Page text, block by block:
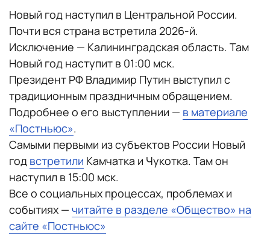
Новый год наступил в Центральной России.
Почти вся страна встретила 2026-й.
Исключение — Калининградская область. Там
Новый год наступит в 01:00 мск.
Президент РФ Владимир Путин выступил с
традиционным праздничным обращением.
Подробнее о его выступлении — в материале
«Постньюс».
Самыми первыми из субъектов России Новый
год встретили Камчатка и Чукотка. Там он
наступил в 15:00 мск.
Все о социальных процессах, проблемах и
событиях — читайте в разделе «Общество» на
сайте «Постньюс»